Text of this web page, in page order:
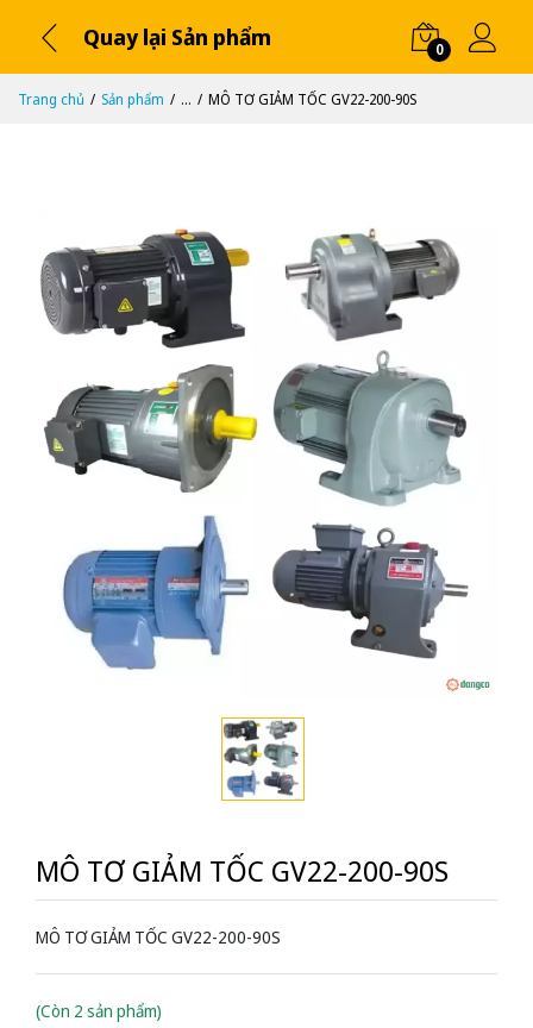
Quay lại Sản phẩm 0
Trang chủ Sản phẩm ... MÔ TƠ GIẢM TỐC GV22-200-90S
MÔ TƠ GIẢM TỐC GV22-200-90S
MÔ TƠ GIẢM TỐC GV22-200-90S
(Còn 2 sản phẩm)